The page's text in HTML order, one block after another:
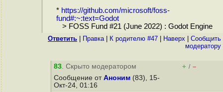
* https://github.com/microsoft/foss-
fund#:~:text=Godot
> FOSS Fund #21 (June 2022) : Godot Engine
Ответить Правка| К родителю #47 Наверх
Cообщить
модератору
83. Скрыто модератором + / –
Сообщение от Аноним (83), 15-
Окт-24, 01:16